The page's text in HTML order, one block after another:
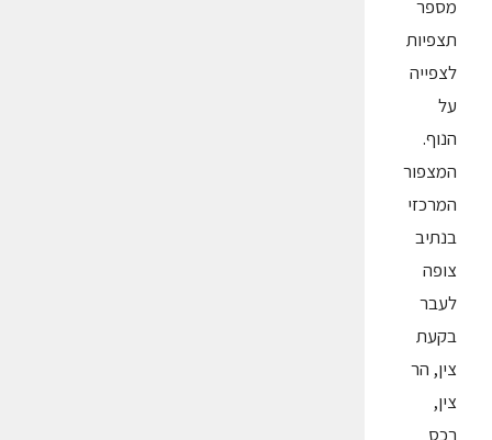
מספר
תצפיות
לצפייה
על
הנוף.
המצפור
המרכזי
בנתיב
צופה
לעבר
בקעת
צין, הר
צין,
רכס